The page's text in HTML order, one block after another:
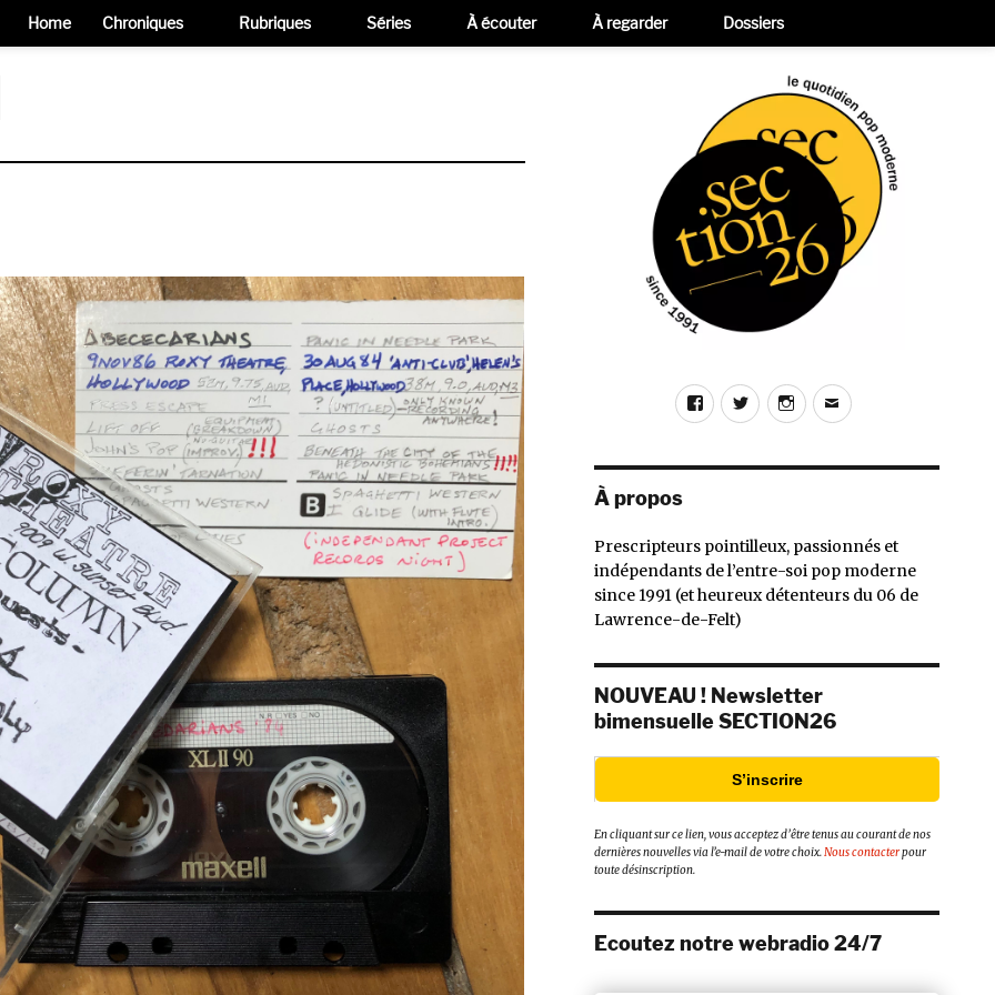
FacebookTwitterInstagram
E-
À propos
Prescripteurs pointilleux, passionnés et
indépendants de l’entre-soi pop moderne
since 1991 (et heureux détenteurs du 06 de
Lawrence-de-Felt)
NOUVEAU ! Newsletter
bimensuelle SECTION26
S’inscrire
En cliquant sur ce lien, vous acceptez d’être tenus au courant de nos
dernières nouvelles via l’e-mail de votre choix.Nous contacterpour
toute désinscription.
Ecoutez notre webradio 24/7
Home Chroniques Rubriques Séries À écouter À regarder Dossiers